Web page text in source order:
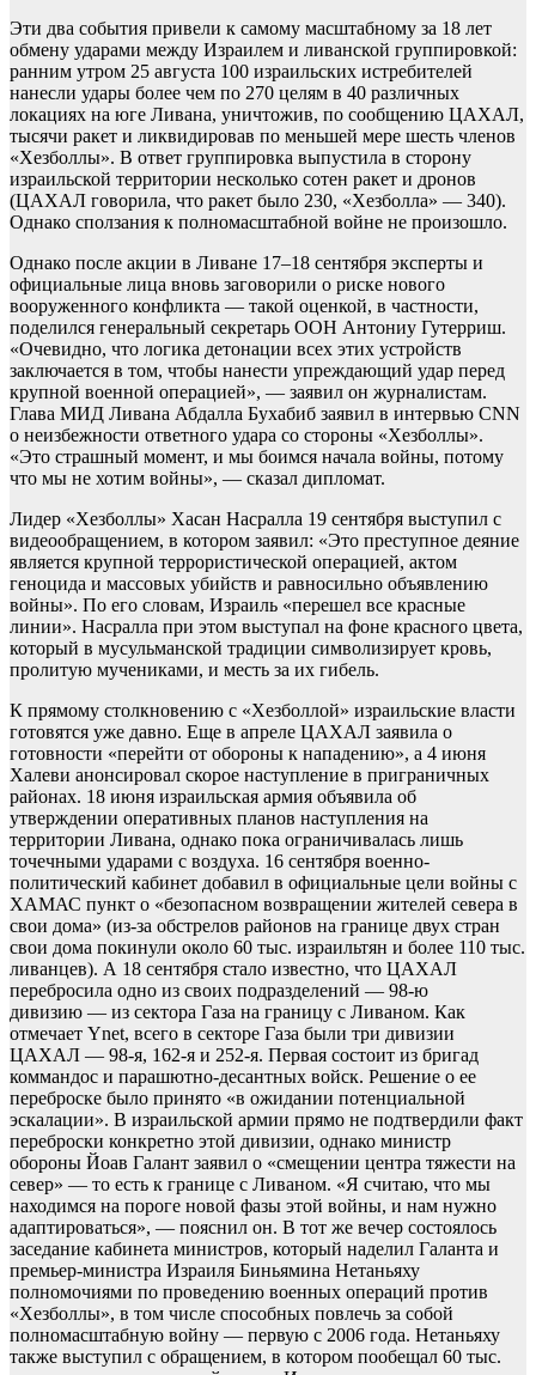
Эти два события привели к самому масштабному за 18 лет
обмену ударами между Израилем и ливанской группировкой:
ранним утром 25 августа 100 израильских истребителей
нанесли удары более чем по 270 целям в 40 различных
локациях на юге Ливана, уничтожив, по сообщению ЦАХАЛ,
тысячи ракет и ликвидировав по меньшей мере шесть членов
«Хезболлы». В ответ группировка выпустила в сторону
израильской территории несколько сотен ракет и дронов
(ЦАХАЛ говорила, что ракет было 230, «Хезболла» — 340).
Однако сползания к полномасштабной войне не произошло.
Однако после акции в Ливане 17–18 сентября эксперты и
официальные лица вновь заговорили о риске нового
вооруженного конфликта — такой оценкой, в частности,
поделился генеральный секретарь ООН Антониу Гутерриш.
«Очевидно, что логика детонации всех этих устройств
заключается в том, чтобы нанести упреждающий удар перед
крупной военной операцией», — заявил он журналистам.
Глава МИД Ливана Абдалла Бухабиб заявил в интервью CNN
о неизбежности ответного удара со стороны «Хезболлы».
«Это страшный момент, и мы боимся начала войны, потому
что мы не хотим войны», — сказал дипломат.
Лидер «Хезболлы» Хасан Насралла 19 сентября выступил с
видеообращением, в котором заявил: «Это преступное деяние
является крупной террористической операцией, актом
геноцида и массовых убийств и равносильно объявлению
войны». По его словам, Израиль «перешел все красные
линии». Насралла при этом выступал на фоне красного цвета,
который в мусульманской традиции символизирует кровь,
пролитую мучениками, и месть за их гибель.
К прямому столкновению с «Хезболлой» израильские власти
готовятся уже давно. Еще в апреле ЦАХАЛ заявила о
готовности «перейти от обороны к нападению», а 4 июня
Халеви анонсировал скорое наступление в приграничных
районах. 18 июня израильская армия объявила об
утверждении оперативных планов наступления на
территории Ливана, однако пока ограничивалась лишь
точечными ударами с воздуха. 16 сентября военно-
политический кабинет добавил в официальные цели войны с
ХАМАС пункт о «безопасном возвращении жителей севера в
свои дома» (из-за обстрелов районов на границе двух стран
свои дома покинули около 60 тыс. израильтян и более 110 тыс.
ливанцев). А 18 сентября стало известно, что ЦАХАЛ
перебросила одно из своих подразделений — 98-ю
дивизию — из сектора Газа на границу с Ливаном. Как
отмечает Ynet, всего в секторе Газа были три дивизии
ЦАХАЛ — 98-я, 162-я и 252-я. Первая состоит из бригад
коммандос и парашютно-десантных войск. Решение о ее
переброске было принято «в ожидании потенциальной
эскалации». В израильской армии прямо не подтвердили факт
переброски конкретно этой дивизии, однако министр
обороны Йоав Галант заявил о «смещении центра тяжести на
север» — то есть к границе с Ливаном. «Я считаю, что мы
находимся на пороге новой фазы этой войны, и нам нужно
адаптироваться», — пояснил он. В тот же вечер состоялось
заседание кабинета министров, который наделил Галанта и
премьер-министра Израиля Биньямина Нетаньяху
полномочиями по проведению военных операций против
«Хезболлы», в том числе способных повлечь за собой
полномасштабную войну — первую с 2006 года. Нетаньяху
также выступил с обращением, в котором пообещал 60 тыс.